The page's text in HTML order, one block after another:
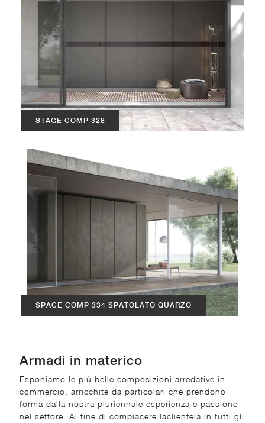
STAGE COMP 328
SPACE COMP 334 SPATOLATO QUARZO
Armadi in materico
Esponiamo le più belle composizioni arredative in
commercio, arricchite da particolari che prendono
forma dalla nostra pluriennale esperienza e passione
nel settore. Al fine di compiacere laclientela in tutti gli